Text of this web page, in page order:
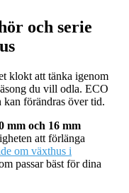
och serie
klokt att tänka igenom
du vill odla. ECO
förändras över tid.
mm och 16 mm
att förlänga
om växthus i
passar bäst för dina